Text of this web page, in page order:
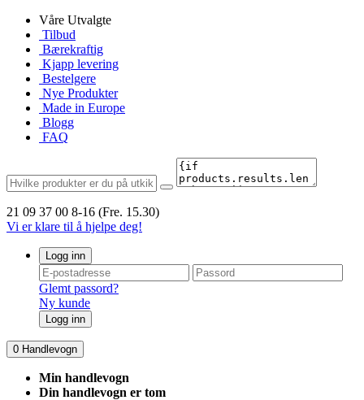
Våre Utvalgte
Tilbud
Bærekraftig
Kjapp levering
Bestelgere
Nye Produkter
Made in Europe
Blogg
FAQ
21 09 37 00 8-16 (Fre. 15.30)
Vi er klare til å hjelpe deg!
Logg inn
Glemt passord?
Ny kunde
Logg inn
0 Handlevogn
Min handlevogn
Din handlevogn er tom